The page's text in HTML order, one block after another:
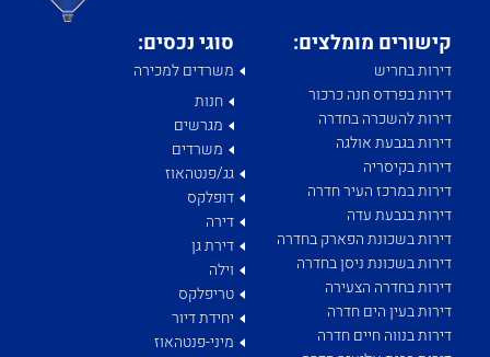
קישורים מומלצים:
דירות בחריש
דירות בפרדס חנה כרכור
דירות להשכרה בחדרה
דירות בגבעת אולגה
דירות בקיסריה
דירות במרכז העיר חדרה
דירות בגבעת עדה
דירות בשכונת הפארק בחדרה
דירות בשכונת ניסן בחדרה
דירות בחדרה הצעירה
דירות בעין הים חדרה
דירות בנווה חיים חדרה
סוגי נכסים:
משרדים למכירה
חנות
מגרשים
משרדים
גג/פנטהאוז
דופלקס
דירה
דירת גן
וילה
טריפלקס
יחידת דיור
מיני-פנטהאוז